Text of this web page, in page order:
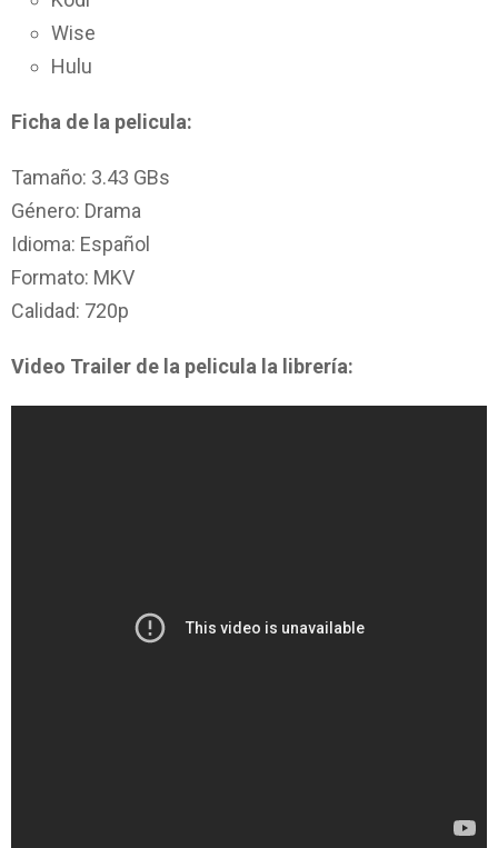
Wise
Hulu
Ficha de la pelicula:
Tamaño: 3.43 GBs
Género: Drama
Idioma: Español
Formato: MKV
Calidad: 720p
Video Trailer de la pelicula la librería: